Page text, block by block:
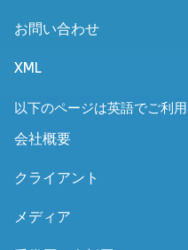
お問い合わせ
XML
以下のページは英語でご利
会社概要
クライアント
メディア